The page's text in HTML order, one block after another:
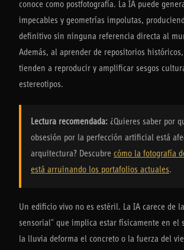
conoce como postfotografía. La IA puede
impecables y geometrías impolutas,
definitivo sin ninguna referencia directa al
Además, al aprender de repositorios
tienden a reproducir y amplificar sesgos
estereotipos.
Lectura recomendada: ¿Quieres saber por
obsesión por la perfección artificial está
arquitectura? Descubre cómo la fotografía
está arruinando los portafolios actuales.
Un edificio vivo no es estéril. La IA carece de
sensorial" que implica estar físicamente en el
la lluvia deforma el concreto o la fuerza del